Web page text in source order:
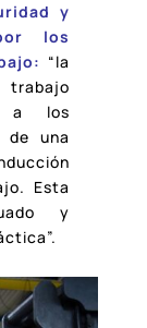
y
los
: “la
a los
de una
Esta
y